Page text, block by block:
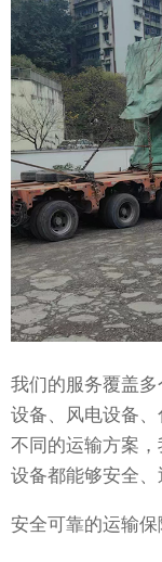
我们的服务覆盖
设备、风电设备
不同的运输方案
设备都能够安全、
安全可靠的运输保